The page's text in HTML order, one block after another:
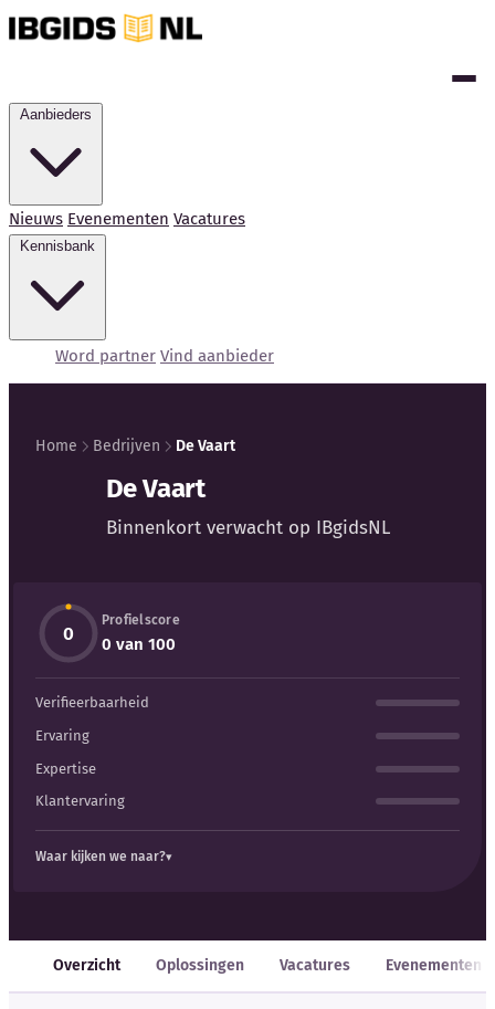
Nieuws Evenementen Vacatures
Word partner Vind aanbieder
Externe bronnen
Woordenboek
Auteurs
Home Bedrijven De Vaart
De Vaart
Binnenkort verwacht op IBgidsNL
0
Profielscore
0 van 100
Verifieerbaarheid
Ervaring
Expertise
Klantervaring
Waar kijken we naar?
Overzicht Oplossingen Vacatures Evenementen